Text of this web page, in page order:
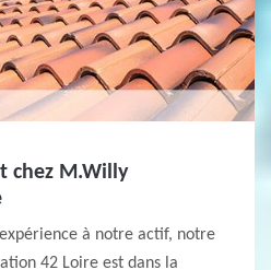
chez M.Willy
à notre actif, notre
42 Loire est dans la